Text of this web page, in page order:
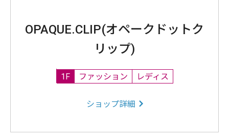
OPAQUE.CLIP(オペークドットク
リップ)
1F ファッション レディス
ショップ詳細